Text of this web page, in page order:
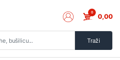
Traži
0 0,00